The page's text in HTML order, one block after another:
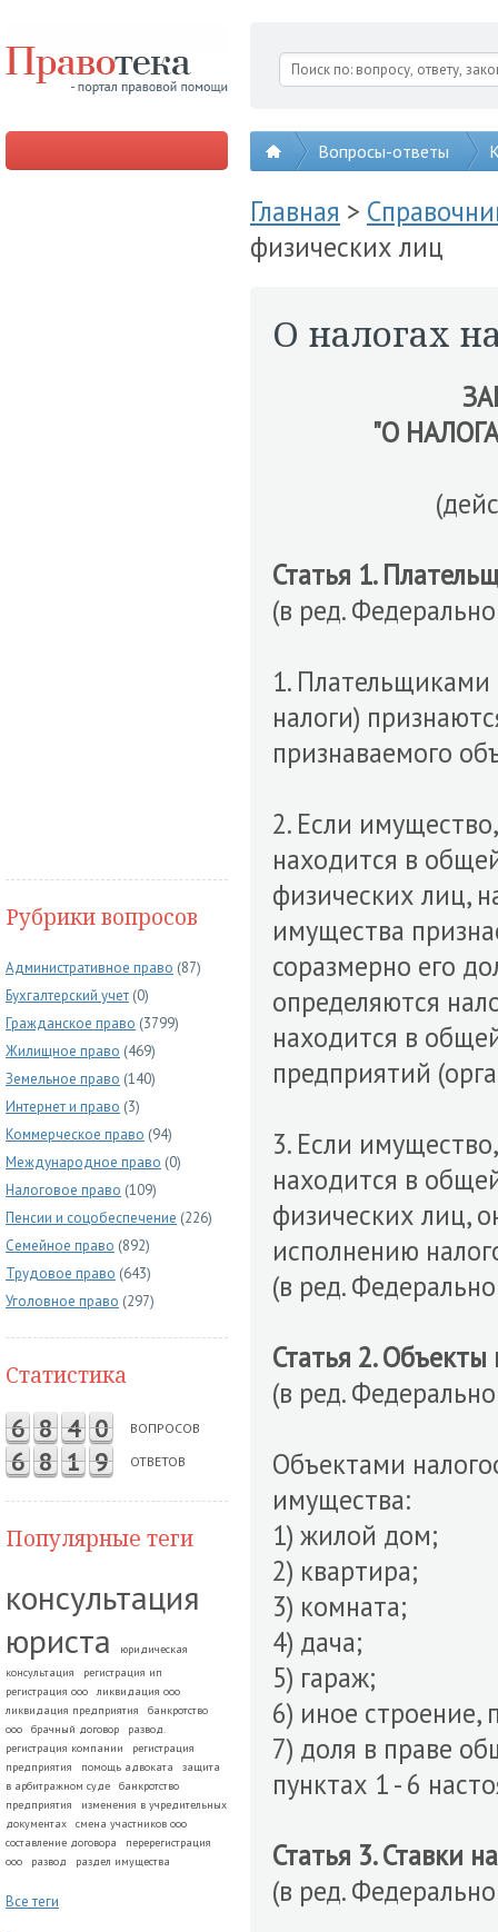
Вопросы-ответы
Рубрики вопросов
Административное право (87)
Бухгалтерский учет (0)
Гражданское право (3799)
Жилищное право (469)
Земельное право (140)
Интернет и право (3)
Коммерческое право (94)
Международное право (0)
Налоговое право (109)
Пенсии и соцобеспечение (226)
Семейное право (892)
Трудовое право (643)
Уголовное право (297)
Статистика
6 8 4 0 ВОПРОСОВ
6 8 1 9 ОТВЕТОВ
Популярные теги
консультация
юриста
юридическая
консультация
регистрация ип
регистрация ооо
ликвидация ооо
ликвидация предприятия
банкротство
ооо
брачный договор
развод.
регистрация компании
регистрация
предприятия
помощь адвоката
защита
в арбитражном суде
банкротство
предприятия
изменения в учредительных
документах
смена участников ооо
составление договора
перерегистрация
ооо
развод раздел имущества
Все теги
Главная >
физических лиц
О налогах
"О
Статья 1.
(в ред.
1. Плательщиками
налоги)
признаваемого
2. Если
находится в
физических лиц,
имущества
соразмерно его
определяются
находится в
предприятий
3. Если
находится в
физических лиц,
исполнению
(в ред.
Статья 2.
(в ред.
Объектами
имущества:
1) жилой дом;
2) квартира;
3) комната;
4) дача;
5) гараж;
6) иное
7) доля в праве
пунктах 1 - 6
Статья 3. Ставки
(в ред.